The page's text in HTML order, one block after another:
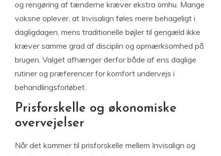
og rengøring af tænderne kræver ekstra omhu. Mange
voksne oplever, at Invisalign føles mere behageligt i
dagligdagen, mens traditionelle bøjler til gengæld ikke
kræver samme grad af disciplin og opmærksomhed på
brugen. Valget afhænger derfor både af ens daglige
rutiner og præferencer for komfort undervejs i
behandlingsforløbet.
Prisforskelle og økonomiske
overvejelser
Når det kommer til prisforskelle mellem Invisalign og